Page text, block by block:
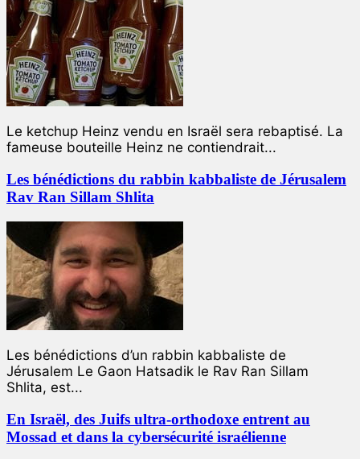
Le ketchup Heinz vendu en Israël sera rebaptisé. La
fameuse bouteille Heinz ne contiendrait...
Les bénédictions du rabbin kabbaliste de Jérusalem
Rav Ran Sillam Shlita
Les bénédictions d’un rabbin kabbaliste de
Jérusalem Le Gaon Hatsadik le Rav Ran Sillam
Shlita, est...
En Israël, des Juifs ultra-orthodoxe entrent au
Mossad et dans la cybersécurité israélienne